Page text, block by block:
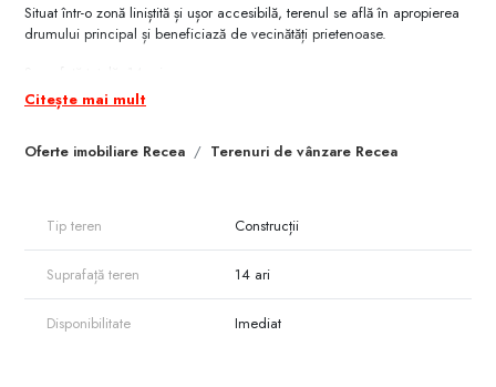
Oferte imobiliare Recea Terenuri de vânzare Recea
Situat într-o zonă liniștită și ușor accesibilă, terenul se află în apropierea
drumului principal și beneficiază de vecinătăți prietenoase.
Relief drept – ideal pentru construcția unei case de locuit sau a unei
confort aproape de oraș.
Preț: 19.000 € – ofertă avantajoasă pentru această suprafață și locație!
Citește mai mult
Tip teren Construcții
Suprafață teren 14 ari
Disponibilitate Imediat